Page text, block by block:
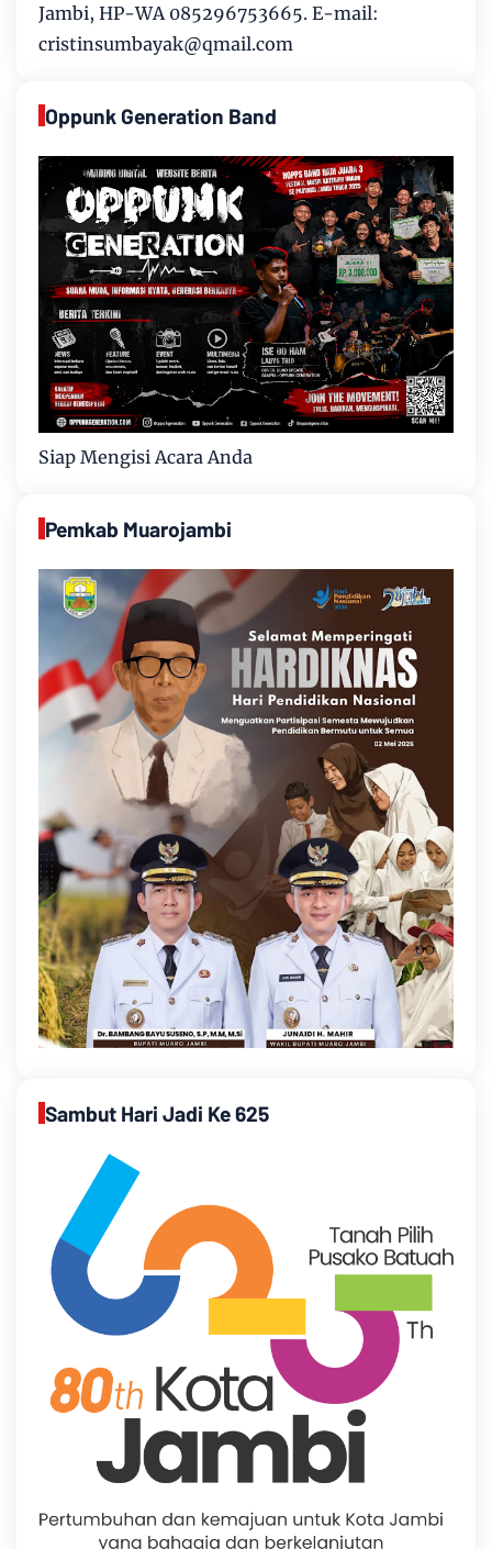
Jambi, HP-WA 085296753665. E-mail:
cristinsumbayak@qmail.com
Oppunk Generation Band
Siap Mengisi Acara Anda
Pemkab Muarojambi
Sambut Hari Jadi Ke 625